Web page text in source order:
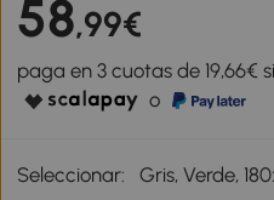
58,99€
paga en 3 cuotas de 19,66€
o
Seleccionar: Gris, Verde,